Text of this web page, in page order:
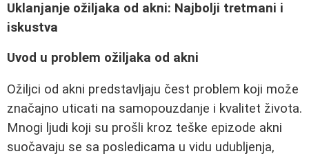
Uklanjanje ožiljaka od akni: Najbolji tretmani i
iskustva
Uvod u problem ožiljaka od akni
Ožiljci od akni predstavljaju čest problem koji može
značajno uticati na samopouzdanje i kvalitet života.
Mnogi ljudi koji su prošli kroz teške epizode akni
suočavaju se sa posledicama u vidu udubljenja,